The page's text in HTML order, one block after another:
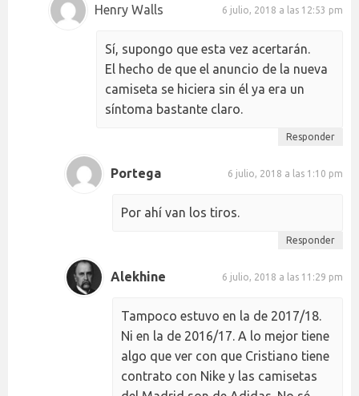
Henry Walls 6 julio, 2018 a las 12:53 pm
Sí, supongo que esta vez acertarán.
El hecho de que el anuncio de la nueva
camiseta se hiciera sin él ya era un
síntoma bastante claro.
Responder
Portega 6 julio, 2018 a las 1:10 pm
Por ahí van los tiros.
Responder
Alekhine 6 julio, 2018 a las 11:29 pm
Tampoco estuvo en la de 2017/18.
Ni en la de 2016/17. A lo mejor tiene
algo que ver con que Cristiano tiene
contrato con Nike y las camisetas